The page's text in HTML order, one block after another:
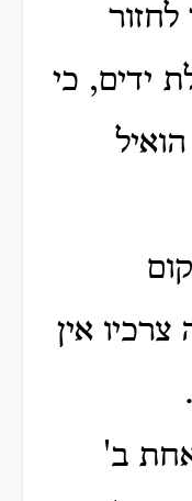
ידים, כי
אין
ב'